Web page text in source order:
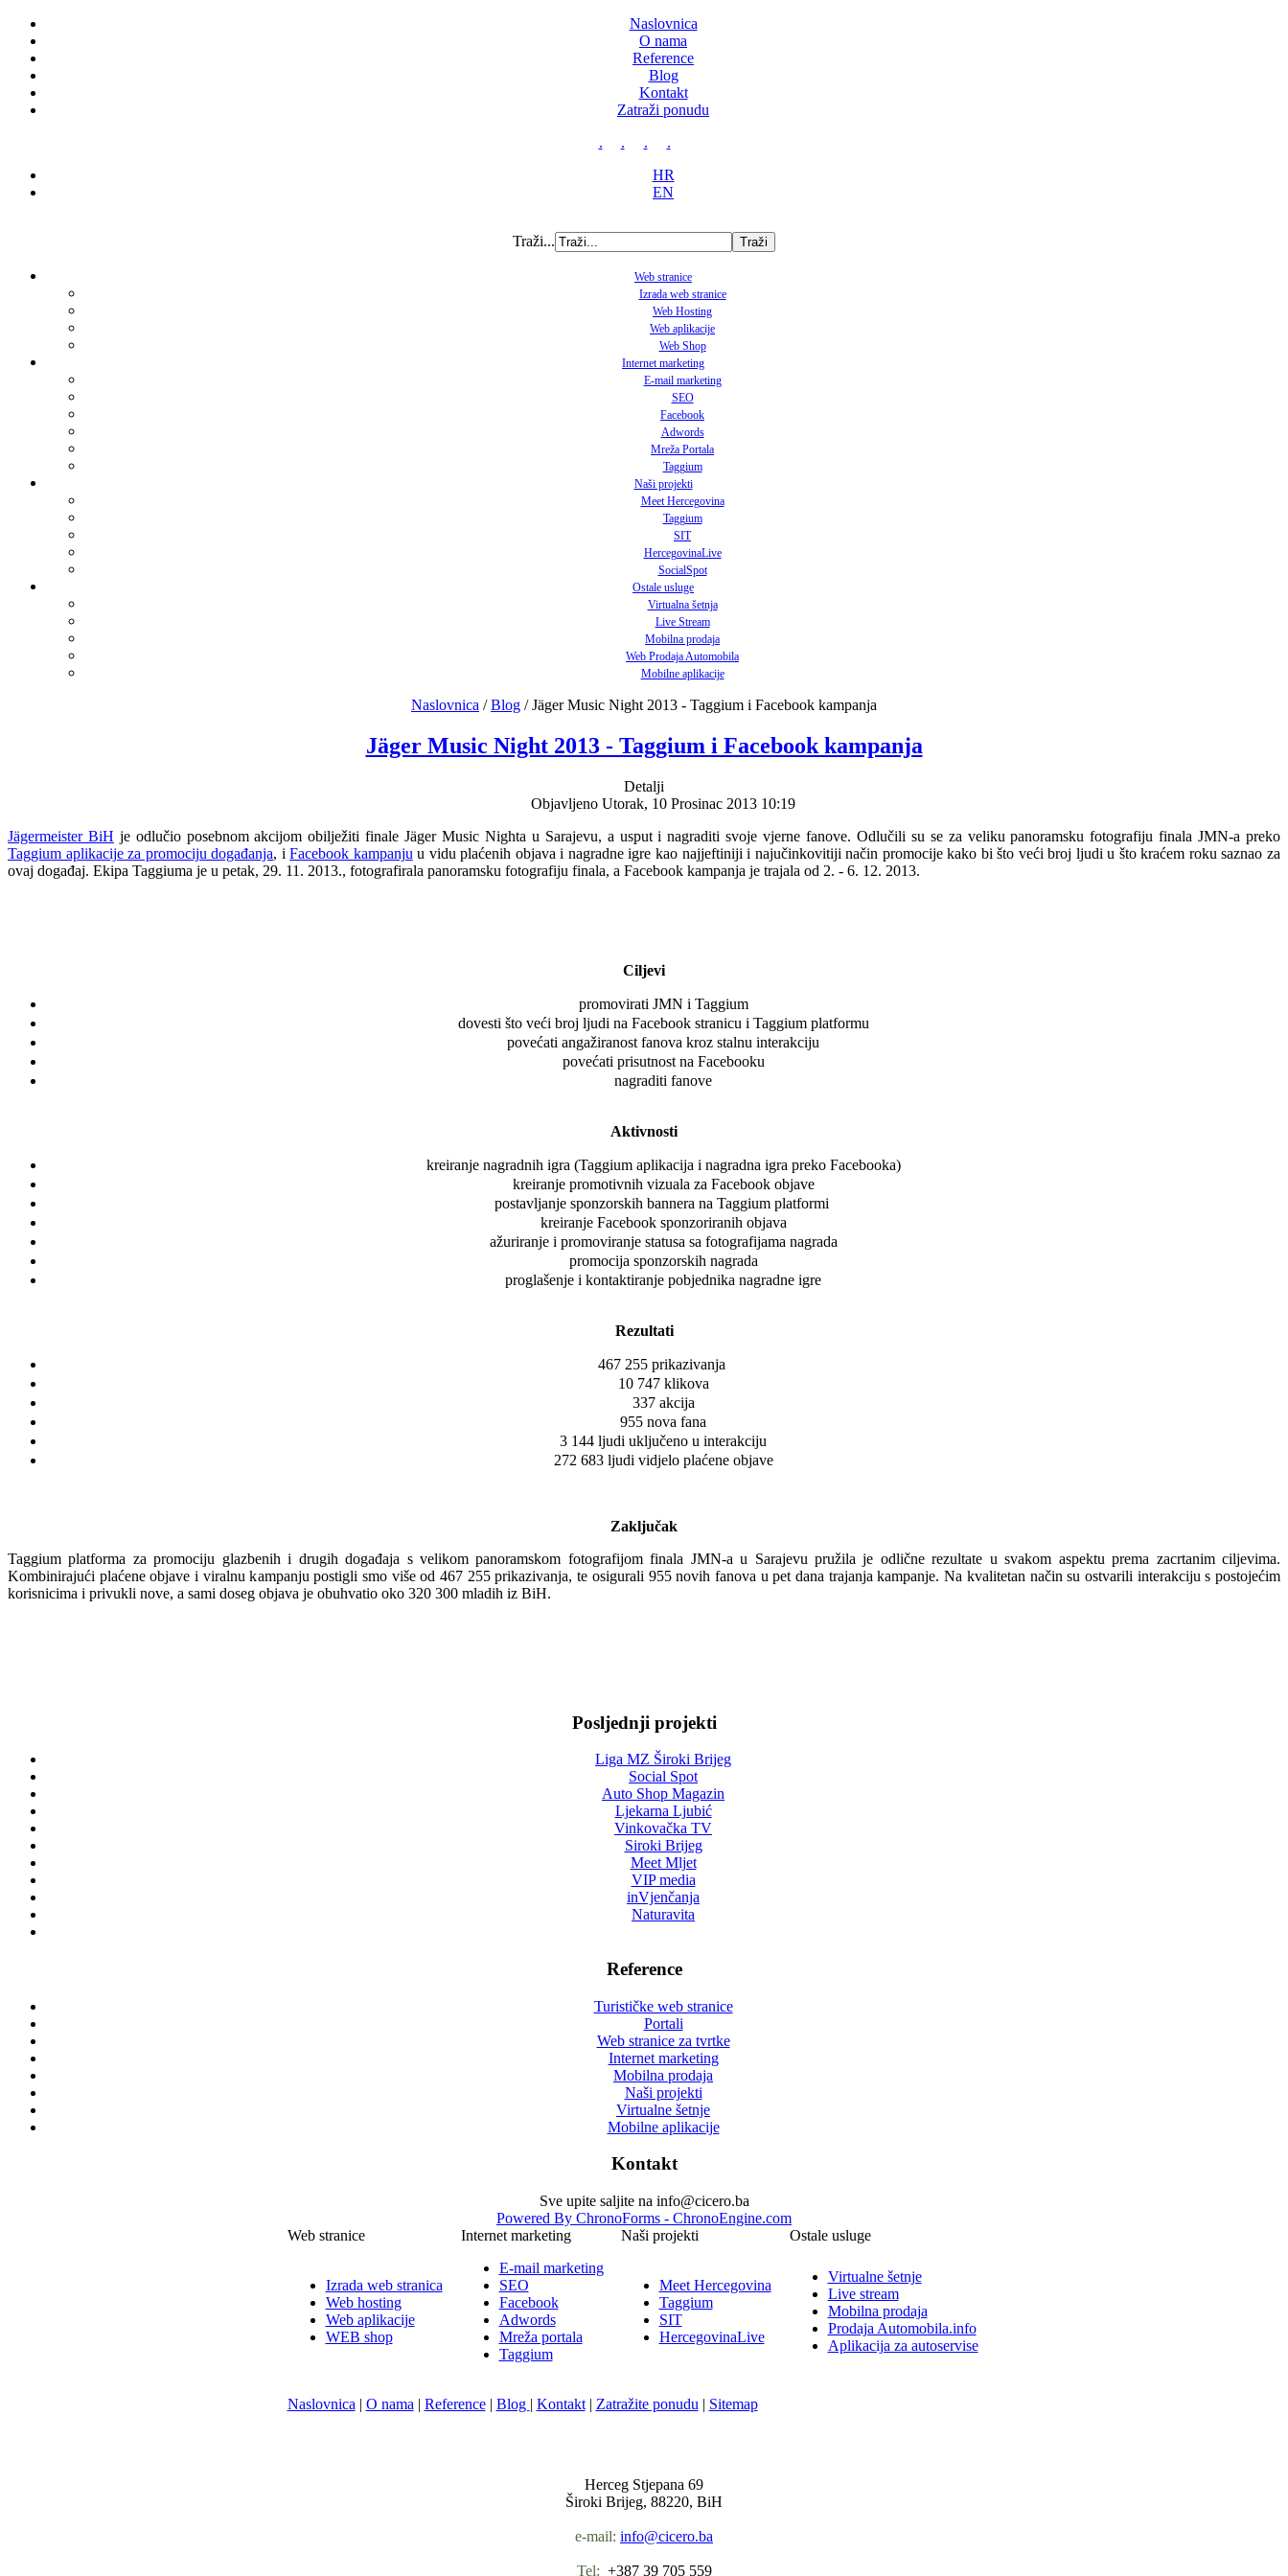
Naslovnica
O nama
Reference
Blog
Kontakt
Zatraži ponudu
.
. .
.
HR
EN
Traži...
Web stranice
Izrada web stranice
Web Hosting
Web aplikacije
Web Shop
Internet marketing
E-mail marketing
SEO
Facebook
Adwords
Mreža Portala
Taggium
Naši projekti
Meet Hercegovina
Taggium
SIT
HercegovinaLive
SocialSpot
Ostale usluge
Virtualna šetnja
Live Stream
Mobilna prodaja
Web Prodaja Automobila
Mobilne aplikacije
Naslovnica /Blog /Jäger Music Night 2013 - Taggium i Facebook kampanja
Jäger Music Night 2013 - Taggium i Facebook kampanja
Detalji
Objavljeno Utorak, 10 Prosinac 2013 10:19
Jägermeister BiH je odlučio posebnom akcijom obilježiti finale Jäger Music Nighta u Sarajevu, a usput i nagraditi svoje vjerne fanove. Odlučili su se za veliku panoramsku fotografiju finala JMN-a preko
Taggium aplikacije za promociju događanja, iFacebook kampanju u vidu plaćenih objava i nagradne igre kao najjeftiniji i najučinkovitiji način promocije kako bi što veći broj ljudi u što kraćem roku saznao za
ovaj događaj. Ekipa Taggiuma je u petak, 29. 11. 2013., fotografirala panoramsku fotografiju finala, a Facebook kampanja je trajala od 2. - 6. 12. 2013.
Ciljevi
promovirati JMN i Taggium
dovesti što veći broj ljudi na Facebook stranicu i Taggium platformu
povećati angažiranost fanova kroz stalnu interakciju
povećati prisutnost na Facebooku
nagraditi fanove
Aktivnosti
kreiranje nagradnih igra (Taggium aplikacija i nagradna igra preko Facebooka)
kreiranje promotivnih vizuala za Facebook objave
postavljanje sponzorskih bannera na Taggium platformi
kreiranje Facebook sponzoriranih objava
ažuriranje i promoviranje statusa sa fotografijama nagrada
promocija sponzorskih nagrada
proglašenje i kontaktiranje pobjednika nagradne igre
Rezultati
467 255 prikazivanja
10 747 klikova
337 akcija
955 nova fana
3 144 ljudi uključeno u interakciju
272 683 ljudi vidjelo plaćene objave
Zaključak
Taggium platforma za promociju glazbenih i drugih događaja s velikom panoramskom fotografijom finala JMN-a u Sarajevu pružila je odlične rezultate u svakom aspektu prema zacrtanim ciljevima.
Kombinirajući plaćene objave i viralnu kampanju postigli smo više od 467 255 prikazivanja, te osigurali 955 novih fanova u pet dana trajanja kampanje. Na kvalitetan način su ostvarili interakciju s postojećim
korisnicima i privukli nove, a sami doseg objava je obuhvatio oko 320 300 mladih iz BiH.
Posljednji projekti
Liga MZ Široki Brijeg
Social Spot
Auto Shop Magazin
Ljekarna Ljubić
Vinkovačka TV
Siroki Brijeg
Meet Mljet
VIP media
inVjenčanja
Naturavita
Reference
Turističke web stranice
Portali
Web stranice za tvrtke
Internet marketing
Mobilna prodaja
Naši projekti
Virtualne šetnje
Mobilne aplikacije
Kontakt
Sve upite saljite na info@cicero.ba
Powered By ChronoForms - ChronoEngine.com
Web stranice
Internet marketing Naši projekti Ostale usluge
Izrada web stranica
Web hosting
Web aplikacije
WEB shop
E-mail marketing
SEO
Facebook
Adwords
Mreža portala
Taggium
Meet Hercegovina
Taggium
SIT
HercegovinaLive
Virtualne šetnje
Live stream
Mobilna prodaja
Prodaja Automobila.info
Aplikacija za autoservise
Naslovnica | O nama | Reference| Blog | Kontakt| Zatražite ponudu | Sitemap
Herceg Stjepana 69
Široki Brijeg, 88220, BiH
e-mail: info@cicero.ba
Tel: +387 39 705 559